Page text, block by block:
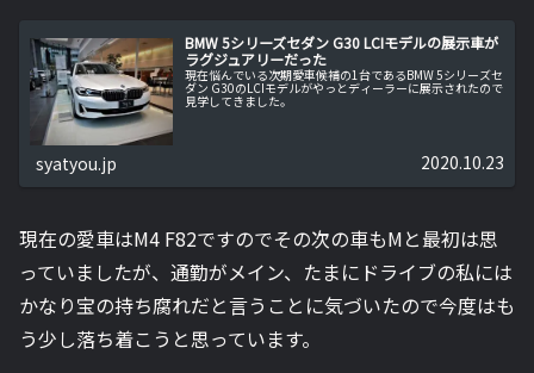
BMW 5シリーズセダン G30 LCIモデルの展示車が
ラグジュアリーだった
現在悩んでいる次期愛車候補の1台であるBMW 5シリーズセ
ダン G30のLCIモデルがやっとディーラーに展示されたので
見学してきました。
syatyou.jp 2020.10.23
現在の愛車はM4 F82ですのでその次の車もMと最初は思
っていましたが、通勤がメイン、たまにドライブの私には
かなり宝の持ち腐れだと言うことに気づいたので今度はも
う少し落ち着こうと思っています。